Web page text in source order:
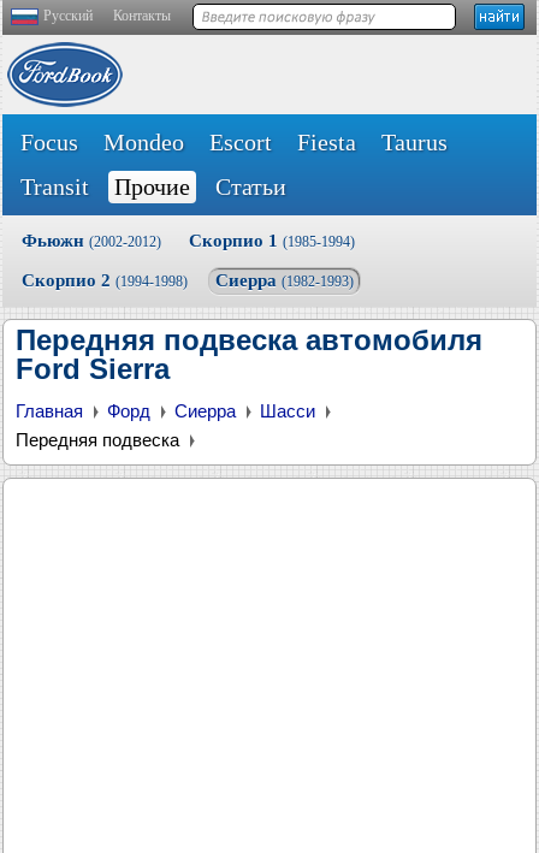
Русский Контакты
Focus Mondeo Escort Fiesta
Taurus
Transit
Прочие Статьи
Фьюжн (2002-2012) Скорпио 1 (1985-1994)
Скорпио 2 (1994-1998) Сиерра (1982-1993)
Передняя подвеска автомобиля
Ford Sierra
Главная Форд Сиерра
Шасси
Передняя подвеска